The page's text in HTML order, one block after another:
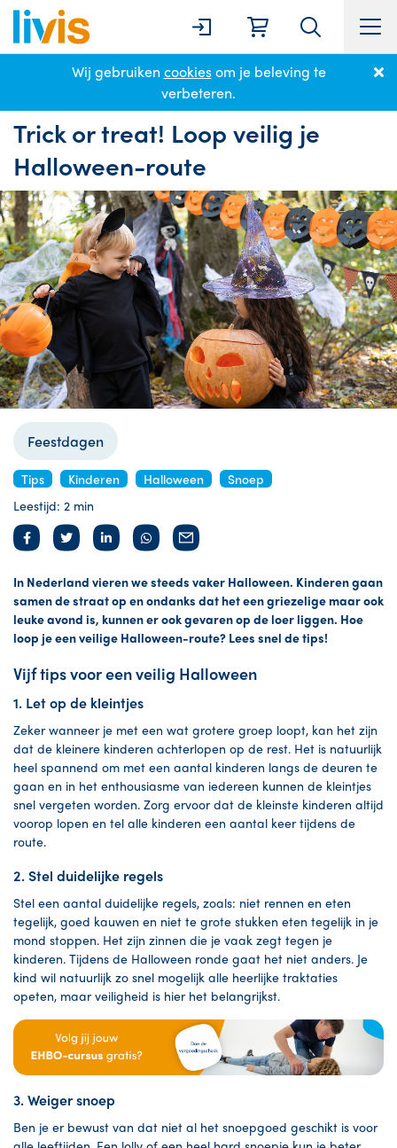
Wij gebruiken cookiesom je beleving te
verbeteren.
Nieuws Trick or treat! Loop veilig je Halloween-route
Trick or treat! Loop veilig je
Halloween-route
Feestdagen
Tips Kinderen Halloween
Snoep
Leestijd: 2 min
In Nederland vieren we steeds vaker Halloween. Kinderen gaan
samen de straat op en ondanks dat het een griezelige maar ook
leuke avond is, kunnen er ook gevaren op de loer liggen. Hoe
loop je een veilige Halloween-route? Lees snel de tips!
Vijf tips voor een veilig Halloween
1. Let op de kleintjes
Zeker wanneer je met een wat grotere groep loopt, kan het zijn
dat de kleinere kinderen achterlopen op de rest. Het is natuurlijk
heel spannend om met een aantal kinderen langs de deuren te
gaan en in het enthousiasme van iedereen kunnen de kleintjes
snel vergeten worden. Zorg ervoor dat de kleinste kinderen altijd
voorop lopen en tel alle kinderen een aantal keer tijdens de
route.
2. Stel duidelijke regels
Stel een aantal duidelijke regels, zoals: niet rennen en eten
tegelijk, goed kauwen en niet te grote stukken eten tegelijk in je
mond stoppen. Het zijn zinnen die je vaak zegt tegen je
kinderen. Tijdens de Halloween ronde gaat het niet anders. Je
kind wil natuurlijk zo snel mogelijk alle heerlijke traktaties
opeten, maar veiligheid is hier het belangrijkst.
3. Weiger snoep
Ben je er bewust van dat niet al het snoepgoed geschikt is voor